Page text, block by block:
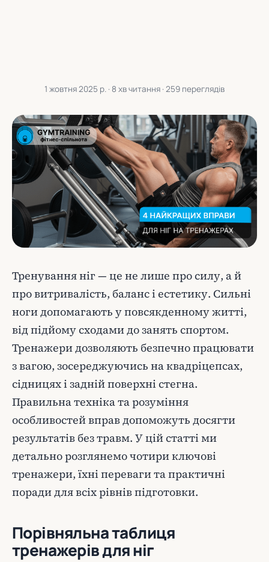
1 жовтня 2025 р. · 8 хв читання · 259 переглядів
Тренування ніг — це не лише про силу, а й
про витривалість, баланс і естетику. Сильні
ноги допомагають у повсякденному житті,
від підйому сходами до занять спортом.
Тренажери дозволяють безпечно працювати
з вагою, зосереджуючись на квадріцепсах,
сідницях і задній поверхні стегна.
Правильна техніка та розуміння
особливостей вправ допоможуть досягти
результатів без травм. У цій статті ми
детально розглянемо чотири ключові
тренажери, їхні переваги та практичні
поради для всіх рівнів підготовки.
Порівняльна таблиця
тренажерів для ніг